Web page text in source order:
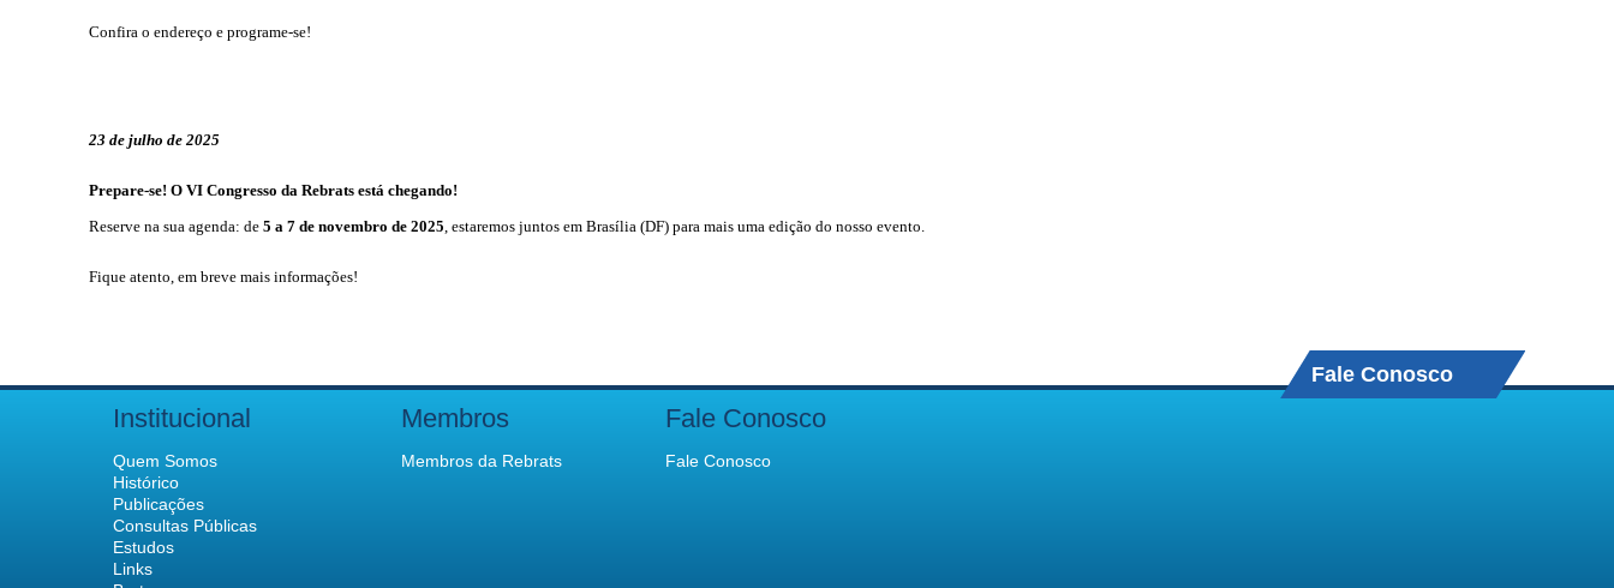
Confira o endereço e programe-se!
23 de julho de 2025
Prepare-se! O VI Congresso da Rebrats está chegando!
Reserve na sua agenda: de 5 a 7 de novembro de 2025, estaremos juntos em Brasília (DF) para mais uma edição do nosso evento.
Fique atento, em breve mais informações!
Fale Conosco
Institucional
Quem Somos
Histórico
Publicações
Consultas Públicas
Estudos
Links
Membros
Membros da Rebrats
Fale Conosco
Fale Conosco